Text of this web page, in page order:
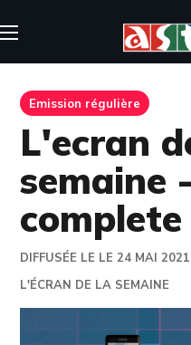
Emission régulière
L'ecran
semaine
complete
DIFFUSÉE LE LE 24 MAI 2021
L'ÉCRAN DE LA SEMAINE